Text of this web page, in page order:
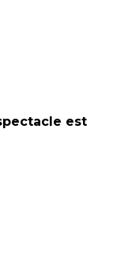
spectacle est